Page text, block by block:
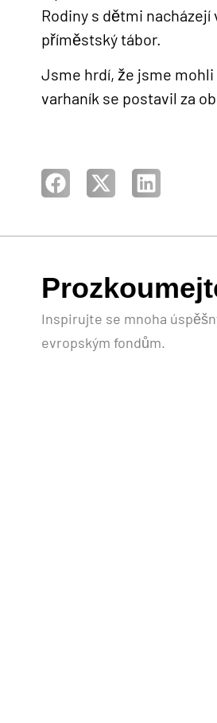
Rodiny s dětmi
příměstský tábor.
Jsme hrdí, že jsme mohli
varhaník se postavil za
Inspirujte se mnoha
evropským fondům.